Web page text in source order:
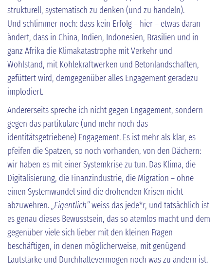
strukturell, systematisch zu denken (und zu handeln).
Und schlimmer noch: dass kein Erfolg – hier – etwas daran
ändert, dass in China, Indien, Indonesien, Brasilien und in
ganz Afrika die Klimakatastrophe mit Verkehr und
Wohlstand, mit Kohlekraftwerken und Betonlandschaften,
gefüttert wird, demgegenüber alles Engagement geradezu
implodiert.
Andererseits spreche ich nicht gegen Engagement, sondern
gegen das partikulare (und mehr noch das
identitätsgetriebene) Engagement. Es ist mehr als klar, es
pfeifen die Spatzen, so noch vorhanden, von den Dächern:
wir haben es mit einer Systemkrise zu tun. Das Klima, die
Digitalisierung, die Finanzindustrie, die Migration – ohne
einen Systemwandel sind die drohenden Krisen nicht
abzuwehren.„Eigentlich”weiss das jede*r, und tatsächlich ist
es genau dieses Bewusstsein, das so atemlos macht und dem
gegenüber viele sich lieber mit den kleinen Fragen
beschäftigen, in denen möglicherweise, mit genügend
Lautstärke und Durchhaltevermögen noch was zu ändern ist.